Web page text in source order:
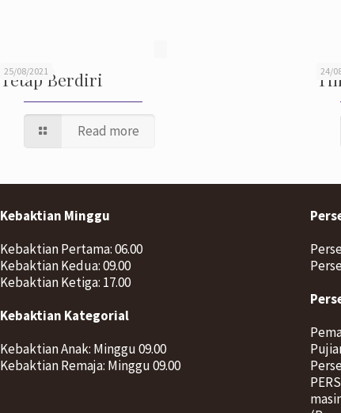
25/08/2021
Tetap Berdiri
Read more
24/
Kebaktian Minggu
Kebaktian Pertama: 06.00
Kebaktian Kedua: 09.00
Kebaktian Ketiga: 17.00
Kebaktian Kategorial
Kebaktian Anak: Minggu 09.00
Kebaktian Remaja: Minggu 09.00